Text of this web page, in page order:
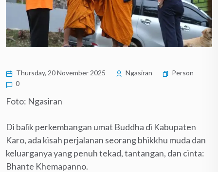
Thursday, 20 November 2025 Ngasiran
Person
0
Foto: Ngasiran
Di balik perkembangan umat Buddha di Kabupaten
Karo, ada kisah perjalanan seorang bhikkhu muda dan
keluarganya yang penuh tekad, tantangan, dan cinta:
Bhante Khemapanno.